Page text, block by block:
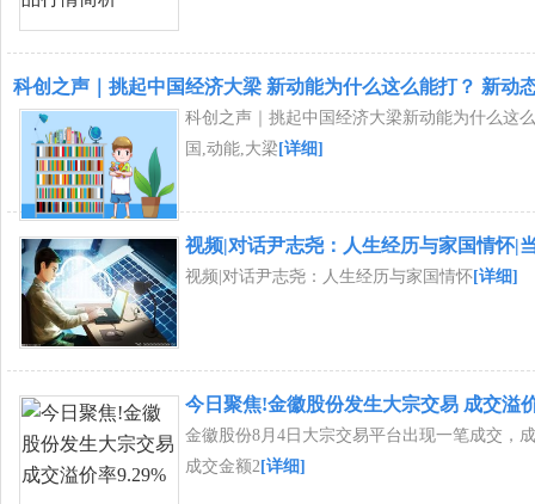
科创之声｜挑起中国经济大梁 新动能为什么这么能打？ 新动
科创之声｜挑起中国经济大梁新动能为什么这
国,动能,大梁 [详细]
视频|对话尹志尧：人生经历与家国情怀|
视频|对话尹志尧：人生经历与家国情怀[详细]
今日聚焦!金徽股份发生大宗交易 成交溢
金徽股份8月4日大宗交易平台出现一笔成交，
成交金额2[详细]